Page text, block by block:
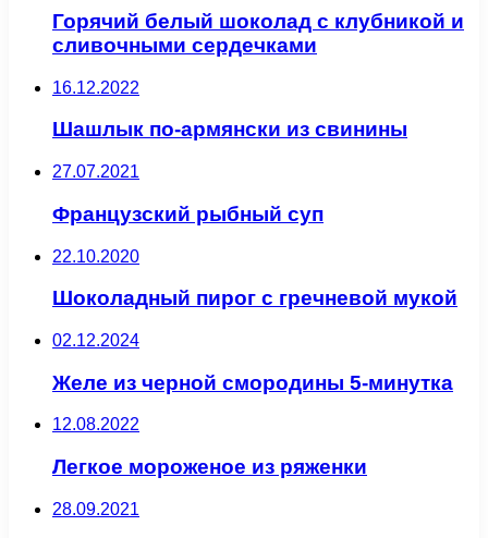
Горячий белый шоколад с клубникой и
сливочными сердечками
16.12.2022
Шашлык по-армянски из свинины
27.07.2021
Французский рыбный суп
22.10.2020
Шоколадный пирог с гречневой мукой
02.12.2024
Желе из черной смородины 5-минутка
12.08.2022
Легкое мороженое из ряженки
28.09.2021